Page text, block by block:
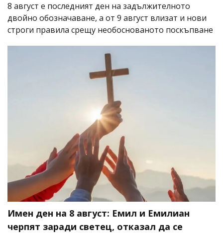
8 август е последният ден на задължителното
двойно обозначаване, а от 9 август влизат и нови
строги правила срещу необоснованото поскъпване
Имен ден на 8 август: Емил и Емилиан
черпят заради светец, отказал да се